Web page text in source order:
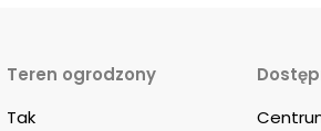
Teren ogrodzony
Tak